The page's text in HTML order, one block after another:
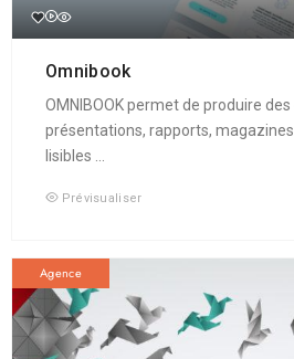
Omnibook
OMNIBOOK permet de produire
présentations, rapports,
lisibles ...
Prévisualiser
Agence